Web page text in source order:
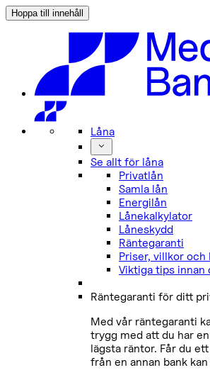
Hoppa till innehåll
Låna
Se allt för låna
Privatlån
Samla lån
Energilån
Lånekalkylator
Låneskydd
Räntegaranti
Priser, villkor
Viktiga tips innan
Räntegaranti för ditt
Med vår räntegaranti
trygg med att du har
lägsta räntor. Får du
från en annan bank